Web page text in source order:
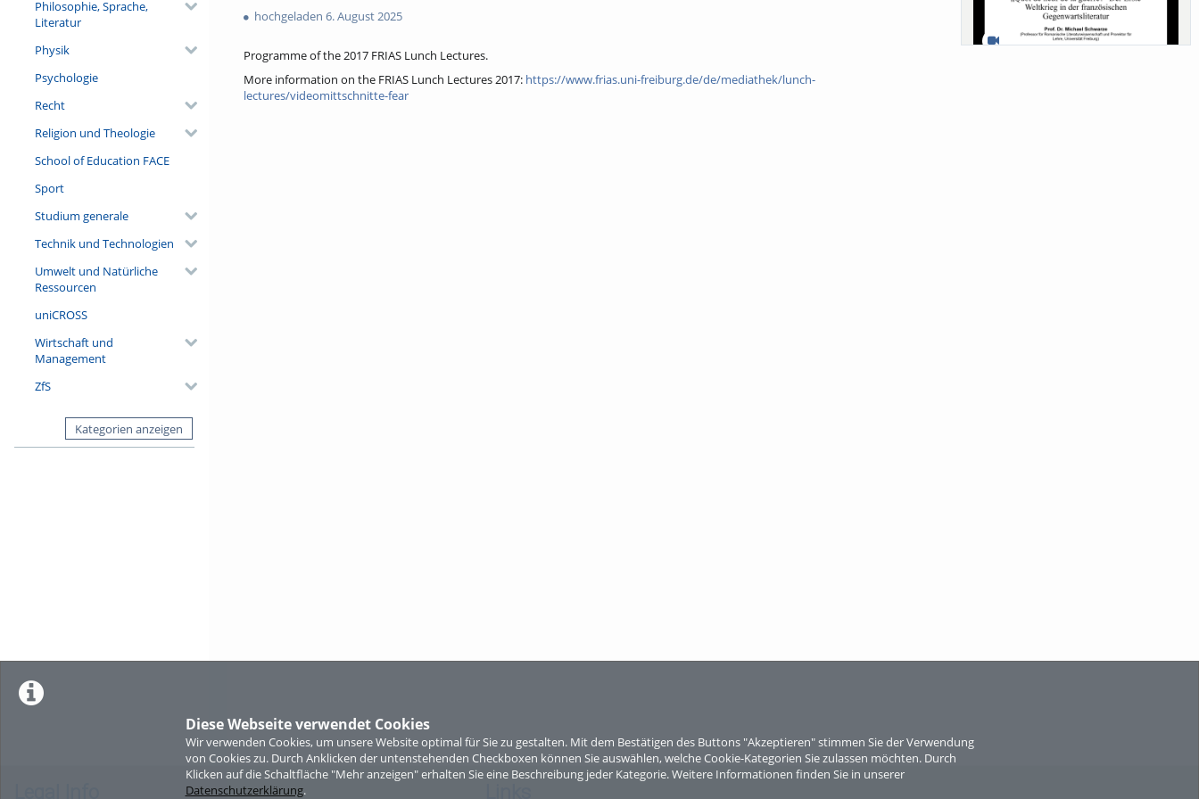
Diese Webseite verwendet Cookies
Wir verwenden Cookies, um unsere Website optimal für Sie zu gestalten. Mit dem Bestätigen des Buttons "Akzeptieren" stimmen Sie der Verwendung
von Cookies zu. Durch Anklicken der untenstehenden Checkboxen können Sie auswählen, welche Cookie-Kategorien Sie zulassen möchten. Durch
Klicken auf die Schaltfläche "Mehr anzeigen" erhalten Sie eine Beschreibung jeder Kategorie. Weitere Informationen finden Sie in unserer
Datenschutzerklärung.
Philosophie, Sprache,
Literatur
Physik
Psychologie
Recht
Religion und Theologie
School of Education FACE
Sport
Studium generale
Technik und Technologien
Umwelt und Natürliche
Ressourcen
uniCROSS
Wirtschaft und
Management
ZfS
Kategorien anzeigen
views
hochgeladen 6. August 2025
Programme of the 2017 FRIAS Lunch Lectures.
More information on the FRIAS Lunch Lectures 2017: https://www.frias.uni-freiburg.de/de/mediathek/lunch-
lectures/videomittschnitte-fear